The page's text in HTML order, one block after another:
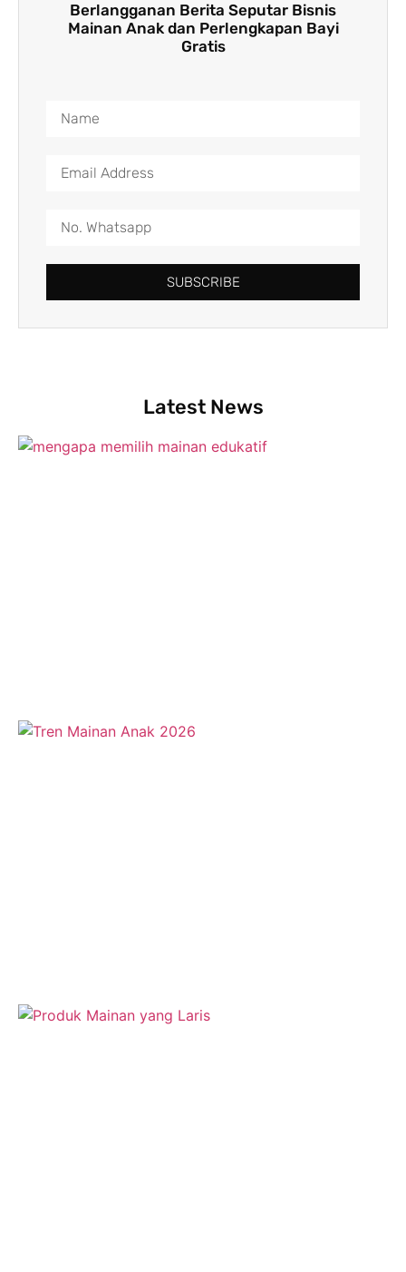
Berlangganan Berita Seputar Bisnis
Mainan Anak dan Perlengkapan Bayi
Gratis
SUBSCRIBE
Latest News